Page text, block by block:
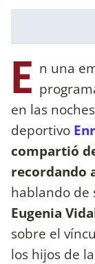
E n una
en las
deportivo
compartió
recordando
hablando de
Eugenia
sobre el
los hijos de